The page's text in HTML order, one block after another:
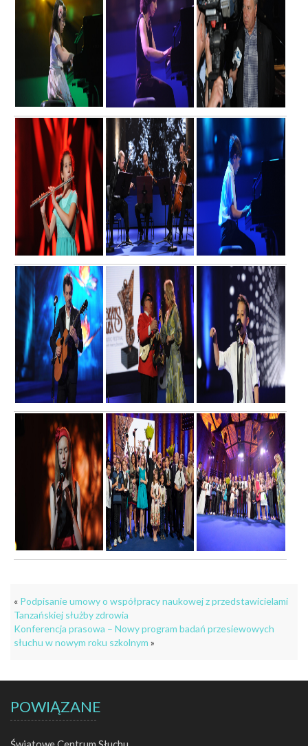
« Podpisanie umowy o współpracy naukowej z przedstawicielami
Tanzańskiej służby zdrowia
Konferencja prasowa – Nowy program badań przesiewowych
słuchu w nowym roku szkolnym »
POWIĄZANE